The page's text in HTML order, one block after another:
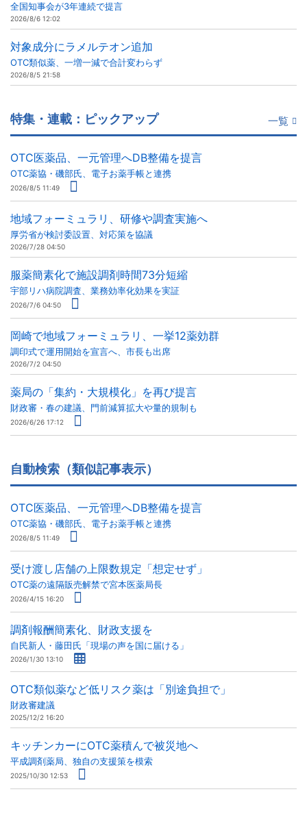
全国知事会が3年連続で提言
2026/8/6 12:02
対象成分にラメルテオン追加
OTC類似薬、一増一減で合計変わらず
2026/8/5 21:58
特集・連載：ピックアップ 一覧
OTC医薬品、一元管理へDB整備を提言
OTC薬協・磯部氏、電子お薬手帳と連携
2026/8/5 11:49
地域フォーミュラリ、研修や調査実施へ
厚労省が検討委設置、対応策を協議
2026/7/28 04:50
服薬簡素化で施設調剤時間73分短縮
宇部リハ病院調査、業務効率化効果を実証
2026/7/6 04:50
岡崎で地域フォーミュラリ、一挙12薬効群
調印式で運用開始を宣言へ、市長も出席
2026/7/2 04:50
薬局の「集約・大規模化」を再び提言
財政審・春の建議、門前減算拡大や量的規制も
2026/6/26 17:12
自動検索（類似記事表示）
OTC医薬品、一元管理へDB整備を提言
OTC薬協・磯部氏、電子お薬手帳と連携
2026/8/5 11:49
受け渡し店舗の上限数規定「想定せず」
OTC薬の遠隔販売解禁で宮本医薬局長
2026/4/15 16:20
調剤報酬簡素化、財政支援を
自民新人・藤田氏「現場の声を国に届ける」
2026/1/30 13:10
OTC類似薬など低リスク薬は「別途負担で」
財政審建議
2025/12/2 16:20
キッチンカーにOTC薬積んで被災地へ
平成調剤薬局、独自の支援策を模索
2025/10/30 12:53